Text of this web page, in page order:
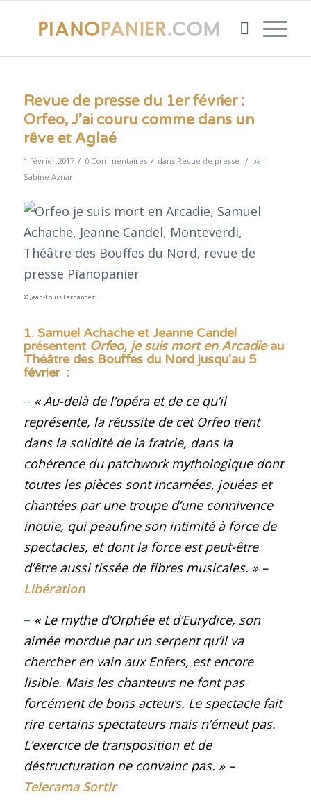
Revue de presse du 1er février :
Orfeo, J’ai couru comme dans un
rêve et Aglaé
1 février 2017 / 0 Commentaires / dans Revue de presse / par
Sabine Aznar
© Jean-Louis Fernandez
1. Samuel Achache et Jeanne Candel
présentent Orfeo, je suis mort en Arcadieau
Théâtre des Bouffes du Nord jusqu’au 5
février :
– « Au-delà de l’opéra et de ce qu’il
représente, la réussite de cet Orfeo tient
dans la solidité de la fratrie, dans la
cohérence du patchwork mythologique dont
toutes les pièces sont incarnées, jouées et
chantées par une troupe d’une connivence
inouïe, qui peaufine son intimité à force de
spectacles, et dont la force est peut-être
d’être aussi tissée de fibres musicales. » –
Libération
– « Le mythe d’Orphée et d’Eurydice, son
aimée mordue par un serpent qu’il va
chercher en vain aux Enfers, est encore
lisible. Mais les chanteurs ne font pas
forcément de bons acteurs. Le spectacle fait
rire certains spectateurs mais n’émeut pas.
L’exercice de transposition et de
déstructuration ne convainc pas. » –
Telerama Sortir